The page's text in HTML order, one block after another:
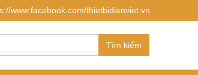
www.facebook.com/thietbidienviet.vn
Tìm kiếm